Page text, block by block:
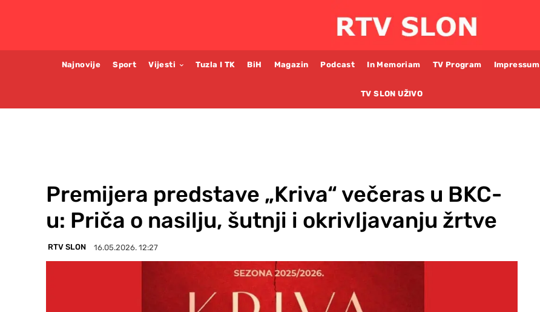
Najnovije Sport Vijesti Tuzla I TK BiH Magazin Podcast In Memoriam TV Program Impressum
TV SLON UŽIVO
Premijera predstave „Kriva“ večeras u BKC-
u: Priča o nasilju, šutnji i okrivljavanju žrtve
RTV SLON 16.05.2026. 12:27